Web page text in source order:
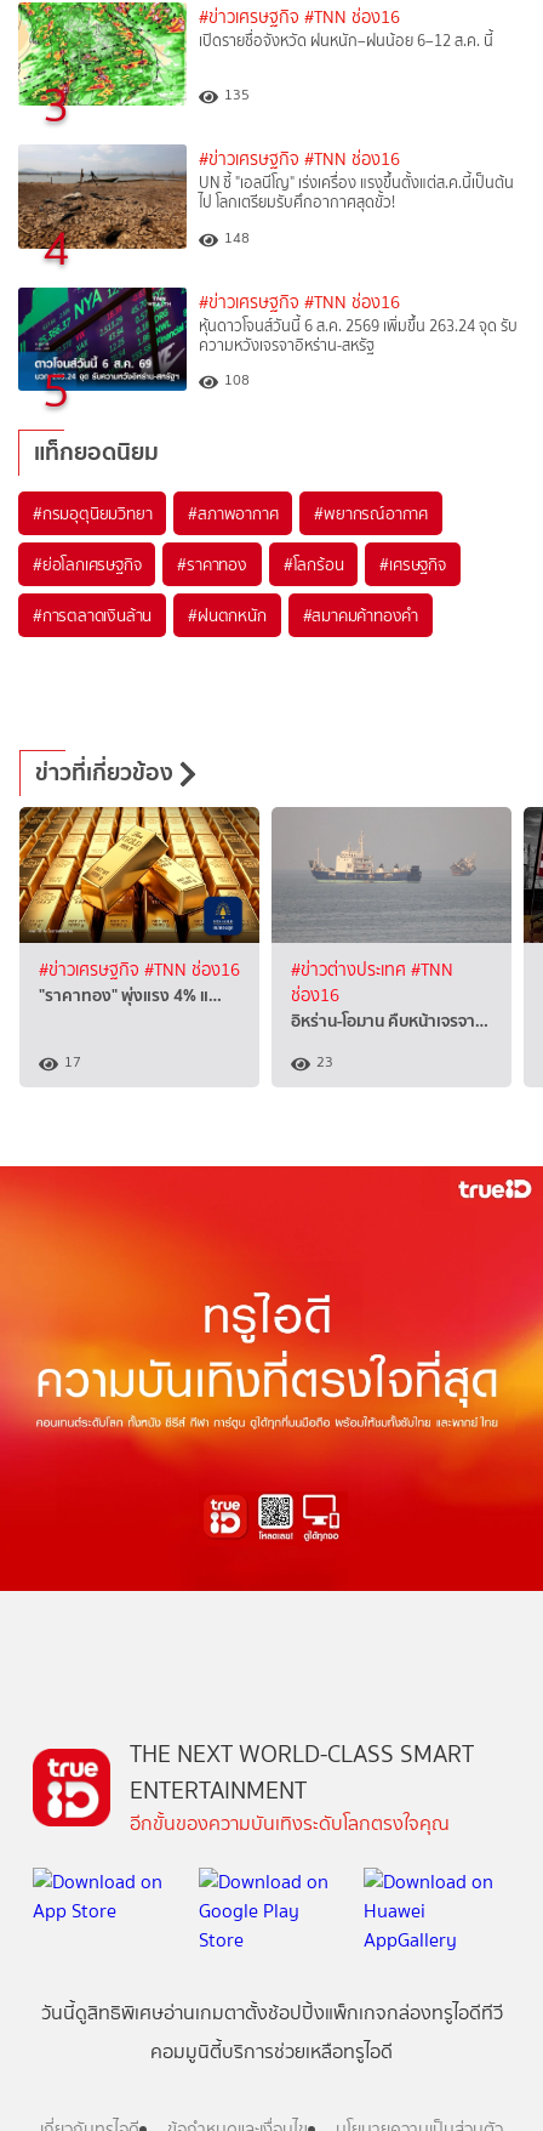
3
#ข่าวเศรษฐกิจ #TNN ช่อง16
เปิดรายชื่อจังหวัด ฝนหนัก–ฝนน้อย 6–12 ส.ค. นี้
135
4
#ข่าวเศรษฐกิจ #TNN ช่อง16
UN ชี้ "เอลนีโญ" เร่งเครื่อง แรงขึ้นตั้งแต่ส.ค.นี้เป็นต้น
ไป โลกเตรียมรับศึกอากาศสุดขั้ว!
148
5
#ข่าวเศรษฐกิจ #TNN ช่อง16
หุ้นดาวโจนส์วันนี้ 6 ส.ค. 2569 เพิ่มขึ้น 263.24 จุด รับ
ความหวังเจรจาอิหร่าน-สหรัฐ
108
แท็กยอดนิยม
#กรมอุตุนิยมวิทยา #สภาพอากาศ #พยากรณ์อากาศ
#ย่อโลกเศรษฐกิจ #ราคาทอง #โลกร้อน #เศรษฐกิจ
#การตลาดเงินล้าน #ฝนตกหนัก #สมาคมค้าทองคำ
ข่าวที่เกี่ยวข้อง
#ข่าวเศรษฐกิจ #TNN ช่อง16
"ราคาทอง" พุ่งแรง 4% แ…
17
#ข่าวต่างประเทศ #TNN
ช่อง16
อิหร่าน-โอมาน คืบหน้าเจรจา…
23
THE NEXT WORLD-CLASS SMART
ENTERTAINMENT
อีกขั้นของความบันเทิงระดับโลกตรงใจคุณ
วันนี้ดูสิทธิพิเศษอ่านเกมตาตั้งช้อปปิ้งแพ็กเกจกล่องทรูไอดีทีวี
คอมมูนิตี้บริการช่วยเหลือทรูไอดี